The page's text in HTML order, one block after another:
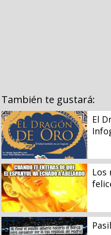
También te gustará:
El
Los